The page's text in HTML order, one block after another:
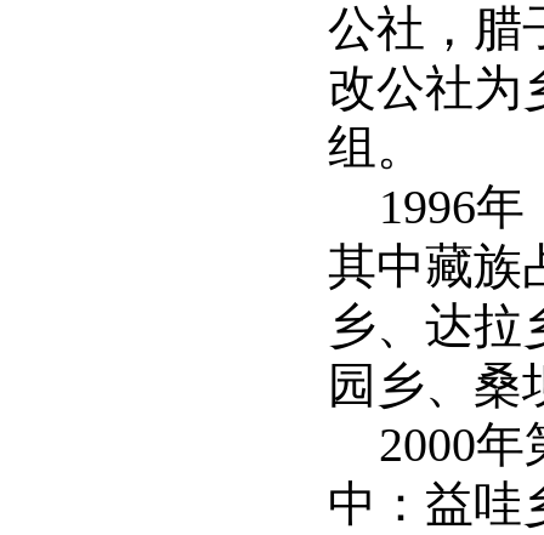
公社，腊
改公社为
组。
1996
其中藏族
乡、达拉
园乡、桑
2000
中：益哇